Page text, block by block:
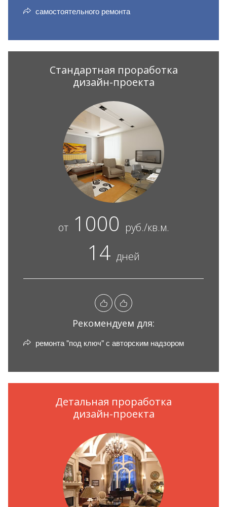
самостоятельного ремонта
Стандартная проработка
дизайн-проекта
от1000 руб./кв.м.
14 дней
Рекомендуем для:
ремонта "под ключ" с авторским надзором
Детальная проработка
дизайн-проекта